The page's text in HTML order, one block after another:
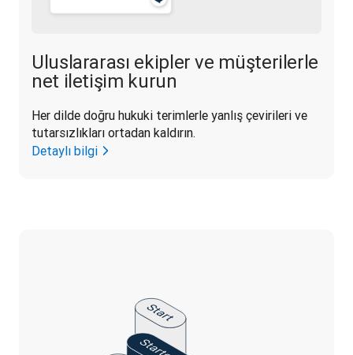
Uluslararası ekipler ve müşterilerle
net iletişim kurun
Her dilde doğru hukuki terimlerle yanlış çevirileri ve
tutarsızlıkları ortadan kaldırın.
Detaylı bilgi